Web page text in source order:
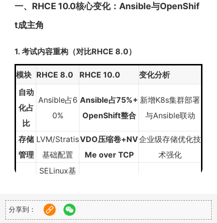
一、RHCE 10.0核心变化：Ansible与OpenShif
t成主角
1. 考试内容重构（对比RHCE 8.0）
模块 RHCE 8.0 RHCE 10.0
变化分析
自动
化占
比
Ansible占6
0%
Ansible占75%+
OpenShift整合
新增K8s集群部署
与Ansible联动
存储
管理
LVM/Stratis
基础配置
VDO压缩卷+NV
Me over TCP
企业级存储优化技
术强化
SELinux基
d
容器
分享到：